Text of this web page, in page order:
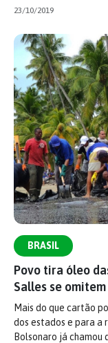
23/10/2019
BRASIL
Povo tira óleo
Salles se omitem
Mais do que cartão
dos estados e para a
Bolsonaro já chamou